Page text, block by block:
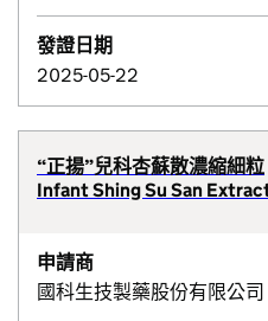
發證日期
2025-05-22
“正揚”兒科杏蘇散濃縮細粒
Infant Shing Su San
申請商
國科生技製藥股份有限公司